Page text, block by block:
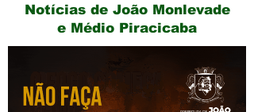
Notícias de João Monlevade
e Médio Piracicaba